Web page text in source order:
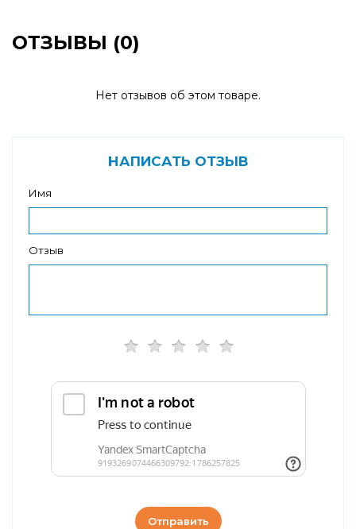
ОТЗЫВЫ (0)
Нет отзывов об этом товаре.
НАПИСАТЬ ОТЗЫВ
Имя
Отзыв
Отправить